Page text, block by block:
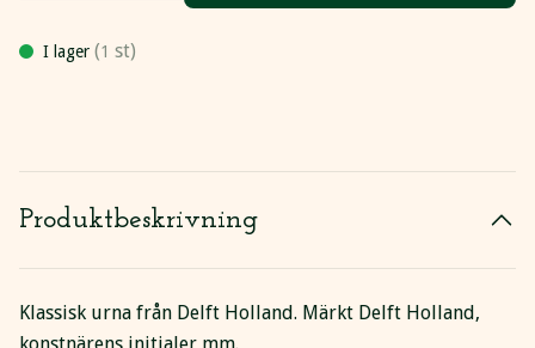
I lager (1 st)
Produktbeskrivning
Klassisk urna från Delft Holland. Märkt Delft Holland,